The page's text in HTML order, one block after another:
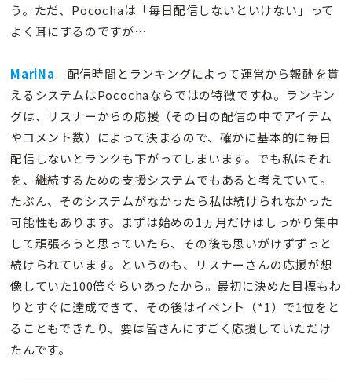
う。ただ、Pocochaは「毎日配信しないといけない」って
よく耳にするのですが…
MariNa 配信時間とランキングによって運営から報酬を貰
えるシステムはPocochaならではの特徴ですね。ランキン
グは、リスナーからの応援（その日の配信の中でアイテム
やコメント数）によって決まるので、確かに基本的に毎日
配信しないとランクも下がってしまいます。でも私はそれ
を、継続するための支援システムでもあると考えていて。
たぶん、そのシステムがなかったら私は続けられなかった
可能性もあります。まずは始めの1ヵ月だけはしっかり集中
して頑張ろうと思っていたら、その後も思いがけずずっと
続けられています。というのも、リスナーさんの応援が想
像していた100倍ぐらいあったから。最初に決めた目標もわ
りとすぐに達成できて、その後はイベント（*1）で1位をと
ることもできたり、要は皆さんにすごく応援していただけ
たんです。